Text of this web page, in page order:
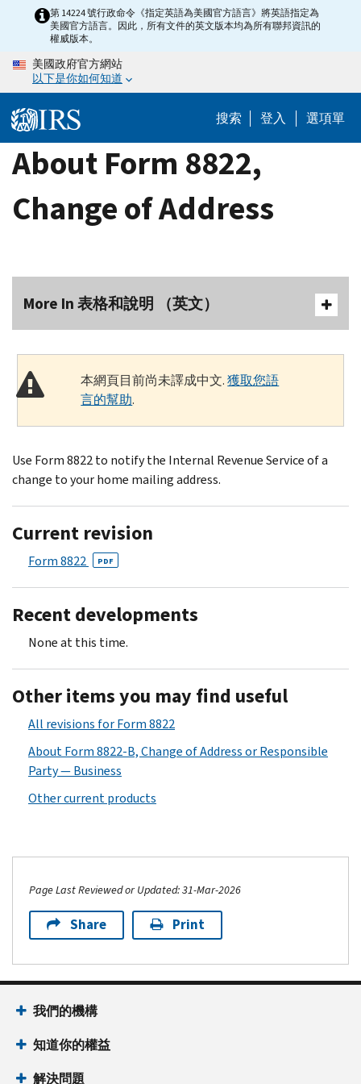
content
第 14224 號行政命令《指定英語為美國官方語言》將英語指定為
美國官方語言。因此，所有文件的英文版本均為所有聯邦資訊的
權威版本。
美國政府官方網站
以下是你如何知道
搜索 登入 選項單
About Form 8822,
Change of Address
More In 表格和說明 （英文）
本網頁目前尚未譯成中文.獲取您語
言的幫助.
Use Form 8822 to notify the Internal Revenue Service of a
change to your home mailing address.
Current revision
Form 8822 PDF
Recent developments
None at this time.
Other items you may find useful
All revisions for Form 8822
About Form 8822-B, Change of Address or Responsible
Party — Business
Other current products
Page Last Reviewed or Updated: 31-Mar-2026
Share Print
我們的機構
知道你的權益
解決問題